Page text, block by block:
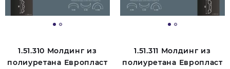
1.51.310 Молдинг из
полиуретана Европласт
1.51.311 Молдинг из
полиуретана Европласт